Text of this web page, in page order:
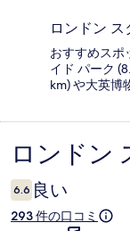
ロンドン
おすすめスポ
イド パーク
km) や大英博
口
コ
ミ
ロンドン
6.6 良い
293 件の口コミ